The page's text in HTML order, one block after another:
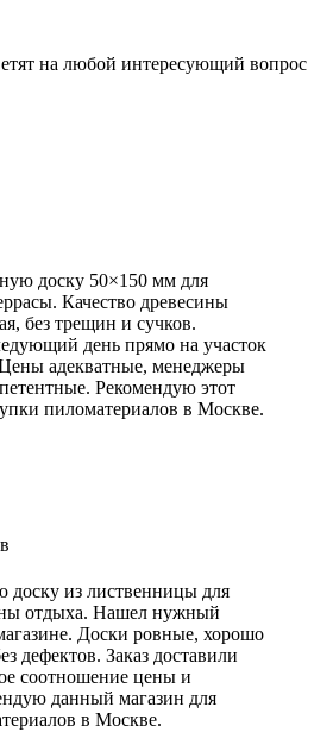
на любой интересующий вопрос
доску 50×150 мм для
Качество древесины
без трещин и сучков.
день прямо на участок
адекватные, менеджеры
Рекомендую этот
пиломатериалов в Москве.
доску из лиственницы для
отдыха. Нашел нужный
Доски ровные, хорошо
дефектов. Заказ доставили
соотношение цены и
данный магазин для
в Москве.